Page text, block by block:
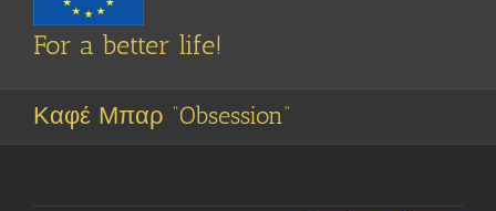
For a better life!
Καφέ Μπαρ “Obsession”